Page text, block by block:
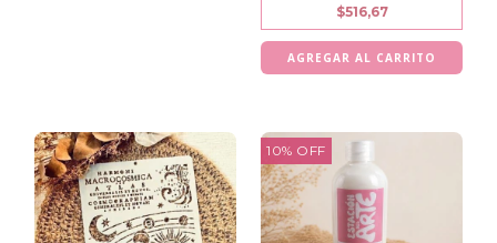
$516,67
10% OFF